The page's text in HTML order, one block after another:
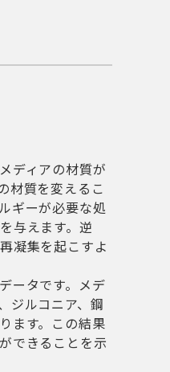
ディアの材質が
材質を変えるこ
ギーが必要な処
与えます。逆
凝集を起こすよ
ータです。メデ
ジルコニア、鋼
ます。この結果
できることを示